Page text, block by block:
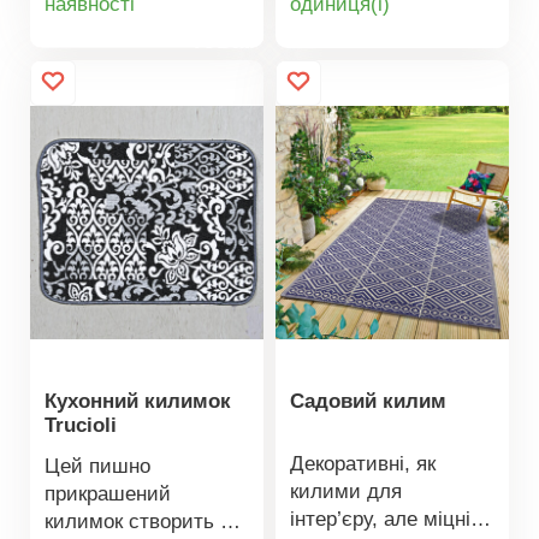
прикраса, що
якого інтер'єру.
килим з мотивом
нижня сторона.
бахромою. Гумка.
Прямокутна.
Декоративне
використання:
підходить для
спальні, їдальні або
вітальні.
oдиниця(і)
Кухонний килимок
Trucioli
Цей пишно
прикрашений
килимок створить у
Садовий килим
Декоративні, як
килими для
інтер’єру, але міцні